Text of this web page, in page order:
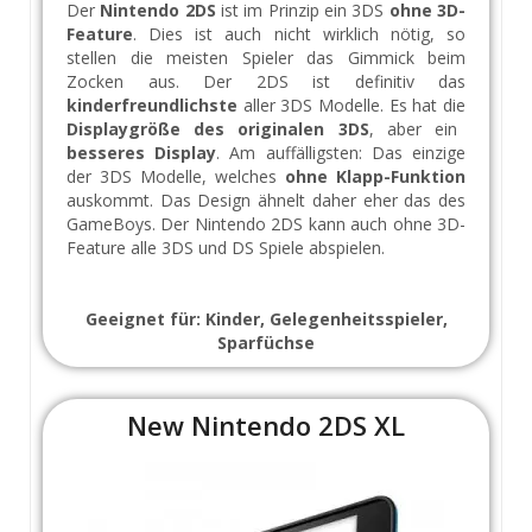
Der Nintendo 2DS ist im Prinzip ein 3DS ohne 3D-
Feature. Dies ist auch nicht wirklich nötig, so
stellen die meisten Spieler das Gimmick beim
Zocken aus. Der 2DS ist definitiv das
kinderfreundlichste aller 3DS Modelle. Es hat die
Displaygröße des originalen 3DS, aber ein
besseres Display. Am auffälligsten: Das einzige
der 3DS Modelle, welches ohne Klapp-Funktion
auskommt. Das Design ähnelt daher eher das des
GameBoys. Der Nintendo 2DS kann auch ohne 3D-
Feature alle 3DS und DS Spiele abspielen.
Geeignet für: Kinder, Gelegenheitsspieler,
Sparfüchse
New Nintendo 2DS XL